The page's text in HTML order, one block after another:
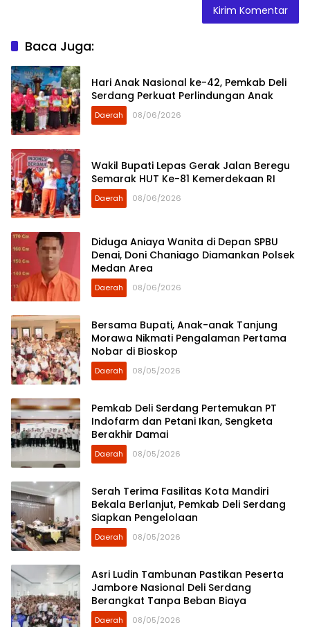
Baca Juga:
Hari Anak Nasional ke-42, Pemkab Deli
Serdang Perkuat Perlindungan Anak
Daerah 08/06/2026
Wakil Bupati Lepas Gerak Jalan Beregu
Semarak HUT Ke-81 Kemerdekaan RI
Daerah 08/06/2026
Diduga Aniaya Wanita di Depan SPBU
Denai, Doni Chaniago Diamankan Polsek
Medan Area
Daerah 08/06/2026
Bersama Bupati, Anak-anak Tanjung
Morawa Nikmati Pengalaman Pertama
Nobar di Bioskop
Daerah 08/05/2026
Pemkab Deli Serdang Pertemukan PT
Indofarm dan Petani Ikan, Sengketa
Berakhir Damai
Daerah 08/05/2026
Serah Terima Fasilitas Kota Mandiri
Bekala Berlanjut, Pemkab Deli Serdang
Siapkan Pengelolaan
Daerah 08/05/2026
Asri Ludin Tambunan Pastikan Peserta
Jambore Nasional Deli Serdang
Berangkat Tanpa Beban Biaya
Daerah 08/05/2026